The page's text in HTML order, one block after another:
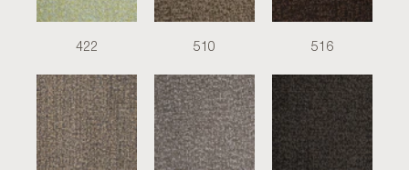
422 510 516